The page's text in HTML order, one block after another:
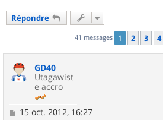
Répondre
41 messages 1 2 3 4
GD40
Utagawist
e accro
M15 oct. 2012, 16:27